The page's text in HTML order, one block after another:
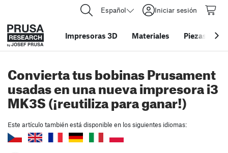
Español Iniciar sesión
Impresoras 3D Materiales Piezas y
Convierta tus bobinas Prusament
usadas en una nueva impresora i3
MK3S (¡reutiliza para ganar!)
Este artículo también está disponible en los siguientes idiomas: